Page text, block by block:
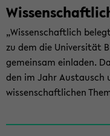
„Wis­sen­schaft­lich
zu dem die Uni­ver­si­tät
ge­mein­sam ein­la­den.
den im Jahr Aus­tausch
wis­sen­schaft­li­chen